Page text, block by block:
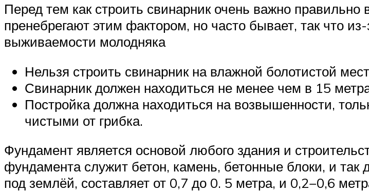
Перед тем как строить свинарник очень важно
пренебрегают этим фактором, но часто бывает, так что
выживаемости молодняка
Нельзя строить свинарник на влажной болотистой
Свинарник должен находиться не менее чем в 15
Постройка должна находиться на возвышенности,
чистыми от грибка.
Фундамент является основой любого здания и
фундамента служит бетон, камень, бетонные блоки, и так
под землёй, составляет от 0,7 до 0. 5 метра, и 0,2−0,6